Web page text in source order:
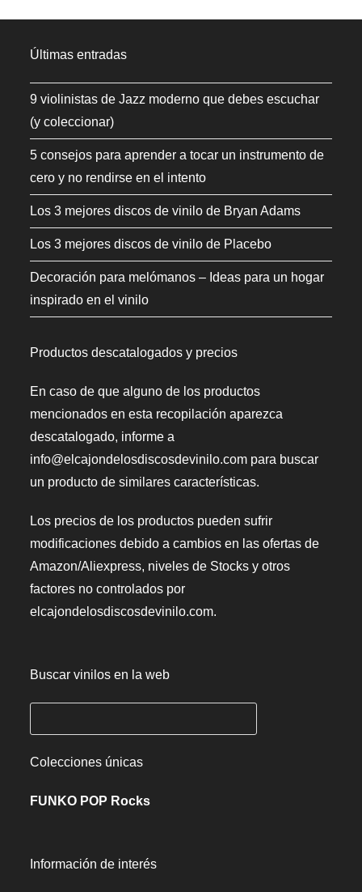
Últimas entradas
9 violinistas de Jazz moderno que debes escuchar
(y coleccionar)
5 consejos para aprender a tocar un instrumento de
cero y no rendirse en el intento
Los 3 mejores discos de vinilo de Bryan Adams
Los 3 mejores discos de vinilo de Placebo
Decoración para melómanos – Ideas para un hogar
inspirado en el vinilo
Productos descatalogados y precios
En caso de que alguno de los productos
mencionados en esta recopilación aparezca
descatalogado, informe a
info@elcajondelosdiscosdevinilo.com para buscar
un producto de similares características.
Los precios de los productos pueden sufrir
modificaciones debido a cambios en las ofertas de
Amazon/Aliexpress, niveles de Stocks y otros
factores no controlados por
elcajondelosdiscosdevinilo.com.
Buscar vinilos en la web
Colecciones únicas
FUNKO POP Rocks
Información de interés